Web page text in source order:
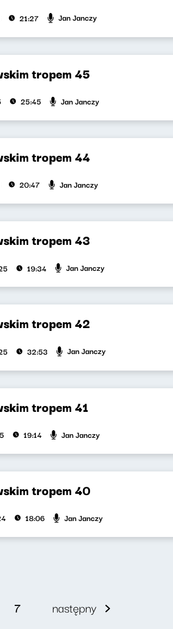
21:27 Jan Janczy
tropem 45
25:45 Jan Janczy
tropem 44
20:47 Jan Janczy
tropem 43
19:34 Jan Janczy
tropem 42
32:53 Jan Janczy
tropem 41
19:14 Jan Janczy
tropem 40
18:06 Jan Janczy
7 następny